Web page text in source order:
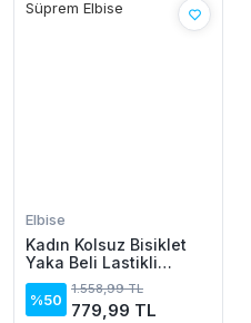
Elbise
Kadın Kolsuz Bisiklet
Yaka Beli Lastikli
Desenli Süprem Elbise
%50
1.558,99 TL
779,99 TL